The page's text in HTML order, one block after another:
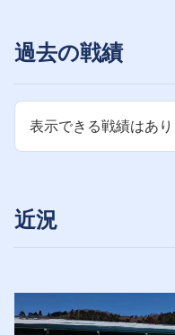
過去の戦績
表示できる戦績はあり
近況